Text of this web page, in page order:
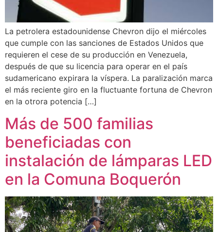
La petrolera estadounidense Chevron dijo el miércoles
que cumple con las sanciones de Estados Unidos que
requieren el cese de su producción en Venezuela,
después de que su licencia para operar en el país
sudamericano expirara la víspera. La paralización marca
el más reciente giro en la fluctuante fortuna de Chevron
en la otrora potencia […]
Más de 500 familias
beneficiadas con
instalación de lámparas LED
en la Comuna Boquerón